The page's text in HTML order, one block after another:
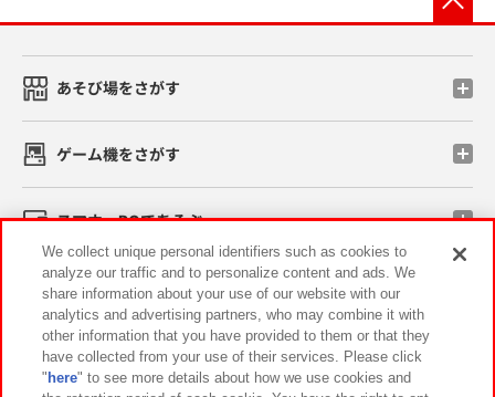
あそび場をさがす
ゲーム機をさがす
スマホ・PCであそぶ
イベント・キャンペーン
関連会社 サステナビリティ サイトポリシー
We collect unique personal identifiers such as cookies to
analyze our traffic and to personalize content and ads. We
share information about your use of our website with our
analytics and advertising partners, who may combine it with
other information that you have provided to them or that they
have collected from your use of their services. Please click
" here" to see more details about how we use cookies and